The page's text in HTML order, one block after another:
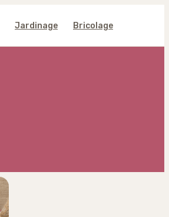
Jardinage Bricolage